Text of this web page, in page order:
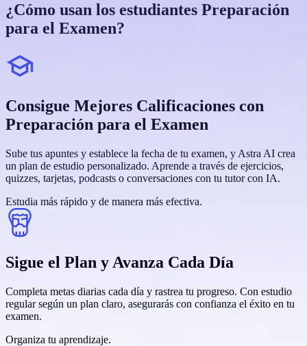
¿Cómo usan los estudiantes Preparación
para el Examen?
Consigue Mejores Calificaciones con
Preparación para el Examen
Sube tus apuntes y establece la fecha de tu examen, y Astra AI crea
un plan de estudio personalizado. Aprende a través de ejercicios,
quizzes, tarjetas, podcasts o conversaciones con tu tutor con IA.
Estudia más rápido y de manera más efectiva.
Sigue el Plan y Avanza Cada Día
Completa metas diarias cada día y rastrea tu progreso. Con estudio
regular según un plan claro, asegurarás con confianza el éxito en tu
examen.
Organiza tu aprendizaje.